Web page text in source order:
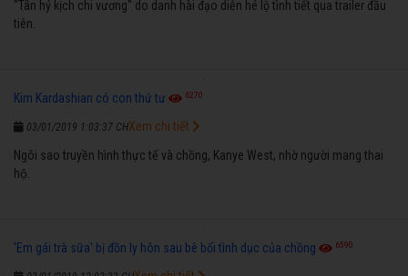
"Tân hỷ kịch chi vương" do danh hài đạo diễn hé lộ tình tiết qua trailer đầu
tiên.
Kim Kardashian có con thứ tư 6270
03/01/2019 1:03:37 CH
Ngôi sao truyền hình thực tế và chồng, Kanye West, nhờ người mang thai
hộ.
Xem chi tiết
'Em gái trà sữa' bị đồn ly hôn sau bê bối tình dục của chồng 6590